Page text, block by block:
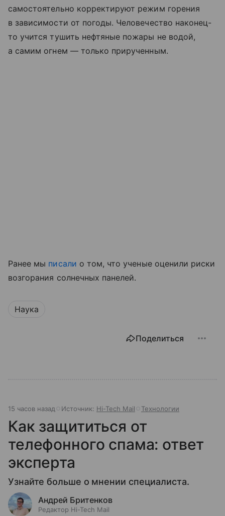
самостоятельно корректируют режим горения
в зависимости от погоды. Человечество наконец-
то учится тушить нефтяные пожары не водой,
а самим огнем — только прирученным.
Ранее мы писали о том, что ученые оценили риски
возгорания солнечных панелей.
Наука
Поделиться
15 часов назад Источник: Hi-Tech Mail Технологии
Как защититься от
телефонного спама: ответ
эксперта
Узнайте больше о мнении специалиста.
Андрей Бритенков
Редактор Hi-Tech Mail